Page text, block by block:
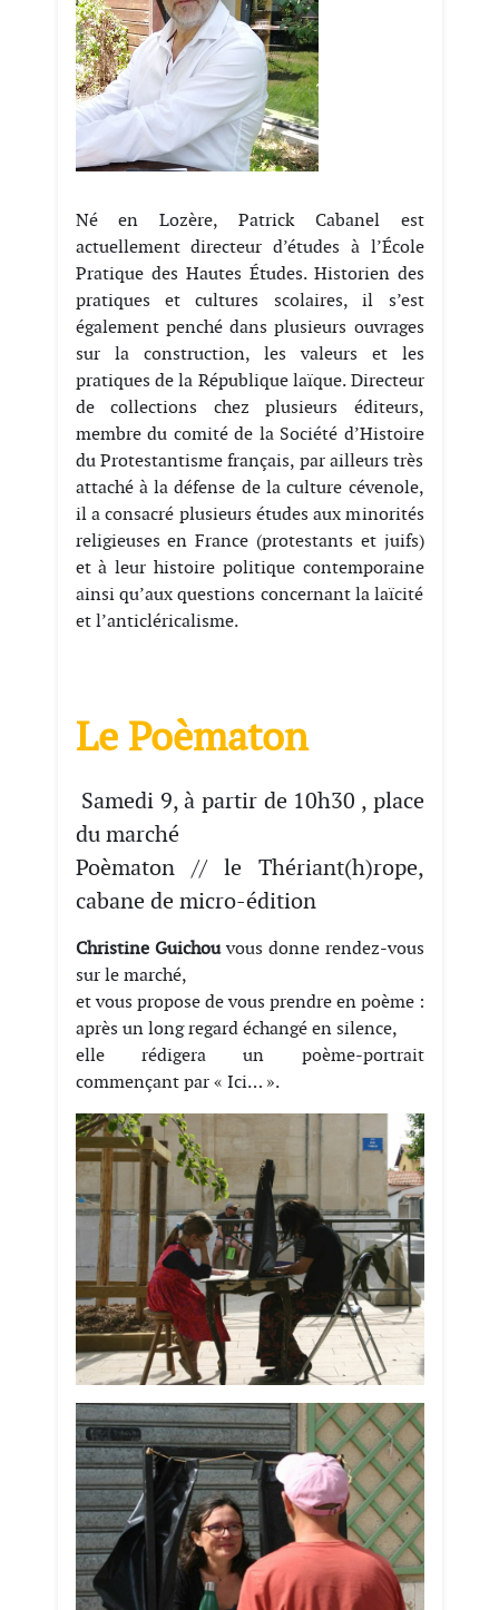
Né en Lozère, Patrick Cabanel est
actuellement directeur d’études à l’École
Pratique des Hautes Études. Historien des
pratiques et cultures scolaires, il s’est
également penché dans plusieurs ouvrages
sur la construction, les valeurs et les
pratiques de la République laïque. Directeur
de collections chez plusieurs éditeurs,
membre du comité de la Société d’Histoire
du Protestantisme français, par ailleurs très
attaché à la défense de la culture cévenole,
il a consacré plusieurs études aux minorités
religieuses en France (protestants et juifs)
et à leur histoire politique contemporaine
ainsi qu’aux questions concernant la laïcité
et l’anticléricalisme.
Le Poèmaton
Samedi 9, à partir de 10h30 , place
du marché
Poèmaton // le Thériant(h)rope,
cabane de micro-édition
Christine Guichouvous donne rendez-vous
sur le marché,
et vous propose de vous prendre en poème :
après un long regard échangé en silence,
elle rédigera un poème-portrait
commençant par « Ici… ».